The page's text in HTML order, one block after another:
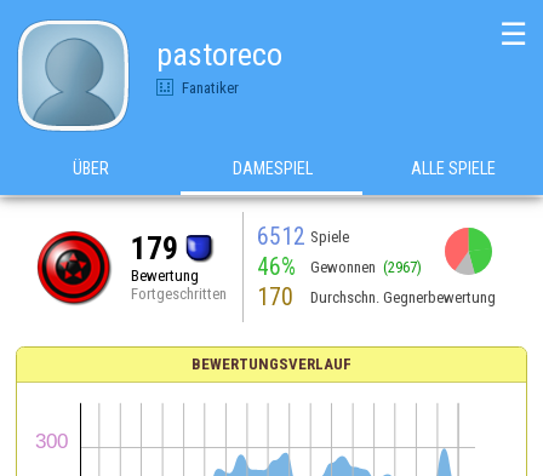
pastoreco
Fanatiker
☰
ÜBER DAMESPIEL ALLE SPIELE
179
Bewertung
Fortgeschritten
6512 Spiele
46% Gewonnen (2967)
170 Durchschn. Gegnerbewertung
BEWERTUNGSVERLAUF